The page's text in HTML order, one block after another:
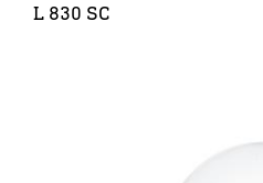
L 830 SC